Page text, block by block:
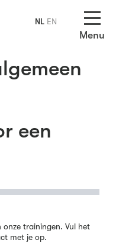
Menu
een
onze trainingen. Vul het
met je op.
NL EN